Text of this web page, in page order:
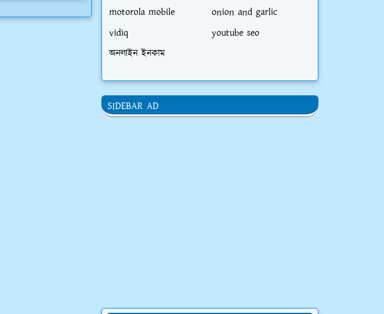
motorola mobile
onion and garlic
vidiq
youtube seo
অনলাইন ইনকাম
SIDEBAR AD